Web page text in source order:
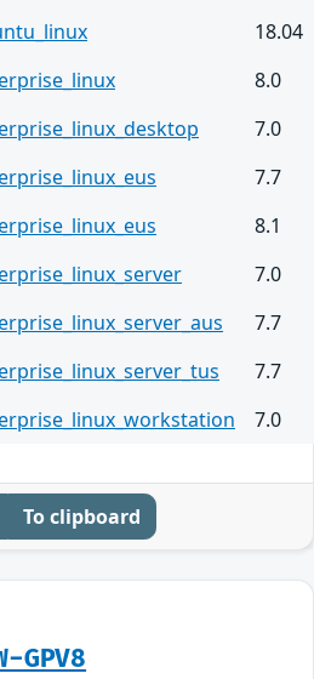
18.04
8.0
7.0
7.7
8.1
7.0
7.7
7.7
7.0
To clipboard
GPV8